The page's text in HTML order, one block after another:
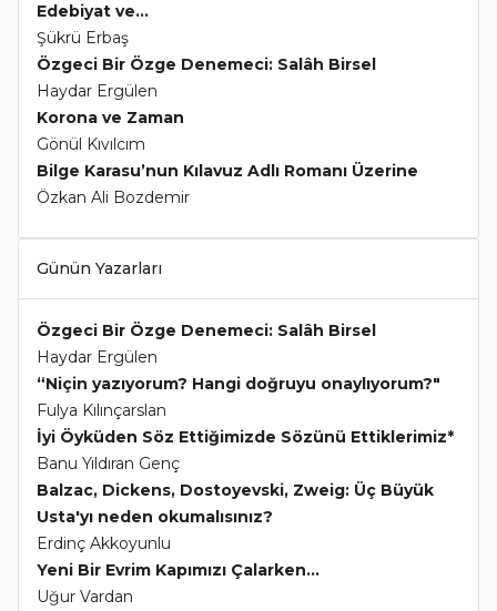
Edebiyat ve...
Şükrü Erbaş
Özgeci Bir Özge Denemeci: Salâh Birsel
Haydar Ergülen
Korona ve Zaman
Gönül Kıvılcım
Bilge Karasu’nun Kılavuz Adlı Romanı Üzerine
Özkan Ali Bozdemir
Günün Yazarları
Özgeci Bir Özge Denemeci: Salâh Birsel
Haydar Ergülen
“Niçin yazıyorum? Hangi doğruyu onaylıyorum?"
Fulya Kılınçarslan
İyi Öyküden Söz Ettiğimizde Sözünü Ettiklerimiz*
Banu Yıldıran Genç
Balzac, Dickens, Dostoyevski, Zweig: Üç Büyük
Usta'yı neden okumalısınız?
Erdinç Akkoyunlu
Yeni Bir Evrim Kapımızı Çalarken...
Uğur Vardan